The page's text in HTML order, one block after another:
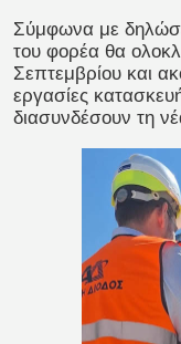
Σύμφωνα με
του φορέα θα
Σεπτεμβρίου και
εργασίες
διασυνδέσουν τη